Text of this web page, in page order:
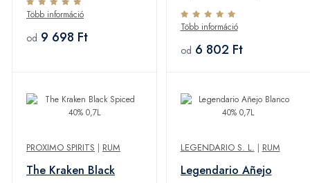
Több információ
od 9 698 Ft
Több információ
od 6 802 Ft
PROXIMO SPIRITS | RUM
The Kraken Black
LEGENDARIO S. L. | RUM
Legendario Añejo